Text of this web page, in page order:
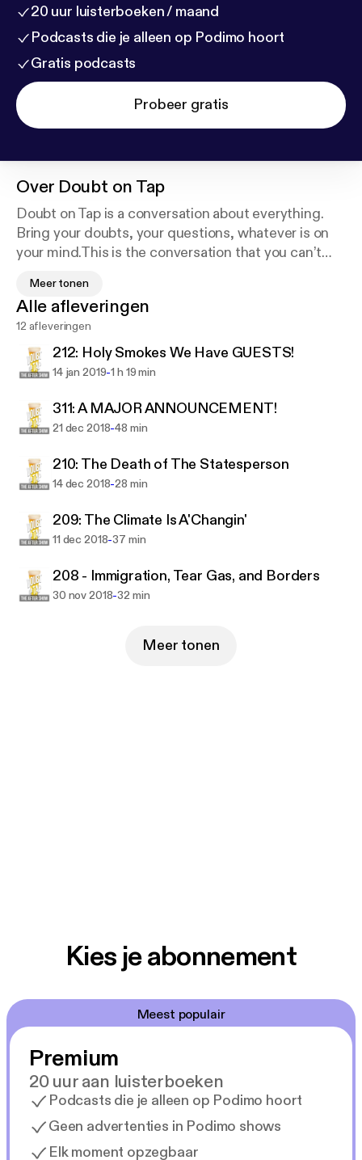
20 uur luisterboeken / maand
Podcasts die je alleen op Podimo hoort
Gratis podcasts
Probeer gratis
Over Doubt on Tap
Doubt on Tap is a conversation about everything.
Bring your doubts, your questions, whatever is on
your mind.This is the conversation that you can’t
politics. Nothing is out of bounds. The "After Show"
is where the hosts of Doubt on Tap break down the
conversation and give their perspectives.
Meer tonen
Alle afleveringen
12 afleveringen
212: Holy Smokes We Have GUESTS!
14 jan 2019-1 h 19 min
311: A MAJOR ANNOUNCEMENT!
21 dec 2018-48 min
210: The Death of The Statesperson
14 dec 2018-28 min
209: The Climate Is A'Changin'
11 dec 2018-37 min
208 - Immigration, Tear Gas, and Borders
30 nov 2018-32 min
Meer tonen
Kies je abonnement
Meest populair
Premium
20 uur aan luisterboeken
Podcasts die je alleen op Podimo hoort
Geen advertenties in Podimo shows
Elk moment opzegbaar